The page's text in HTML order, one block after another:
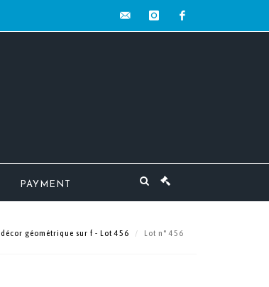
PAYMENT
décor géométrique sur f - Lot 456 Lot n° 456